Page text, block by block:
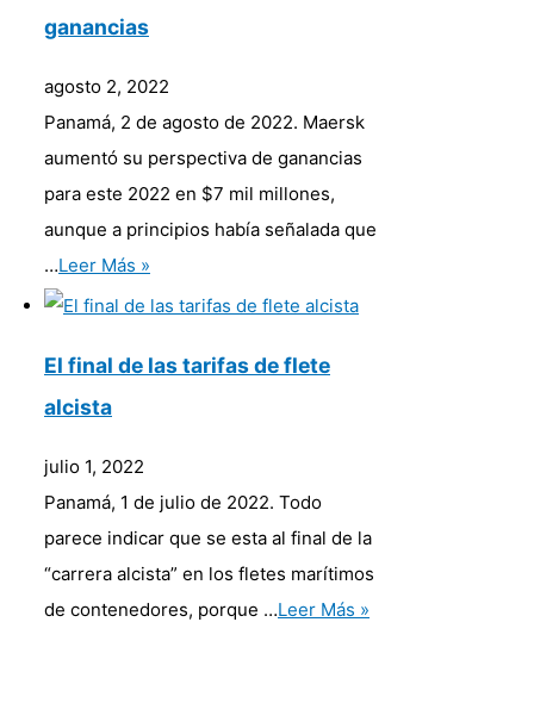
ganancias
agosto 2, 2022
Panamá, 2 de agosto de 2022. Maersk
aumentó su perspectiva de ganancias
para este 2022 en $7 mil millones,
aunque a principios había señalada que
…Leer Más »
El final de las tarifas de flete
alcista
julio 1, 2022
Panamá, 1 de julio de 2022. Todo
parece indicar que se esta al final de la
“carrera alcista” en los fletes marítimos
de contenedores, porque …Leer Más »